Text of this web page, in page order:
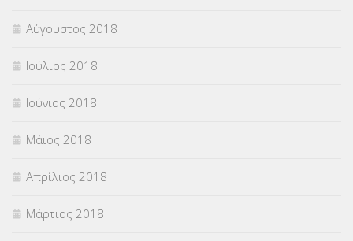
Αύγουστος 2018
Ιούλιος 2018
Ιούνιος 2018
Μάιος 2018
Απρίλιος 2018
Μάρτιος 2018